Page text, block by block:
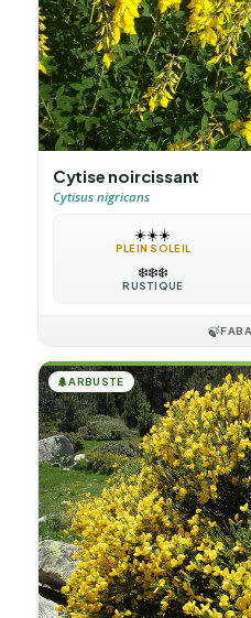
Cytise noircissant
Cytisus nigricans
☀️☀️☀️
PLEIN SOLEIL
❄️❄️❄️
RUSTIQUE
🍃
🌲ARBUSTE